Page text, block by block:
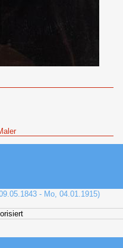
- Mo, 04.01.1915)